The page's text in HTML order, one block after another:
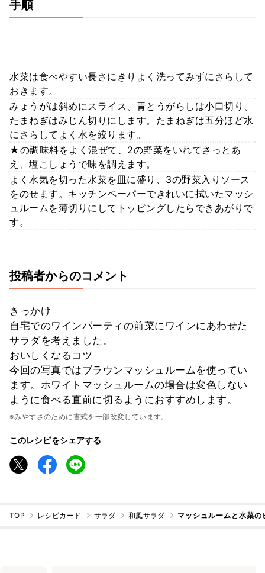
手順
水菜は食べやすい長さにきりよく洗ってみずにさらして
おきます。
みょうがは斜めにスライス、青とうがらしは小口切り、
たまねぎはみじん切りにします。たまねぎは五分ほど水
にさらしてよく水を絞ります。
★の調味料をよく混ぜて、2の野菜をいれてさっとあ
え、塩こしょうで味を調えます。
よく水気を切った水菜を皿に盛り、3の野菜入りソース
をのせます。キッチンペーパーできれいに拭いたマッシ
ュルームを薄切りにしてトッピングしたらできあがりで
す。
投稿者からのコメント
きっかけ
自宅でのワインパーティの前菜にワインにあわせた
サラダを考えました。
おいしくなるコツ
今回の写真ではブラウンマッシュルームを使ってい
ます。ホワイトマッシュルームの場合は変色しない
ように食べる直前に切るようにおすすめします。
※みやすさのために書式を一部改変しています。
このレシピをシェアする
TOP レシピカード サラダ 和風サラダ マッシュルームと水菜